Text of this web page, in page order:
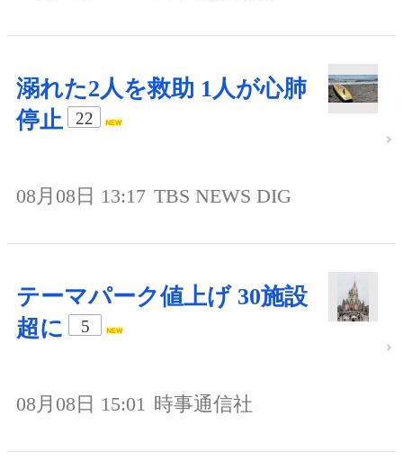
溺れた2人を救助 1人が心肺
停止
22
08月08日 13:17 TBS NEWS DIG
テーマパーク値上げ 30施設
超に
5
08月08日 15:01 時事通信社